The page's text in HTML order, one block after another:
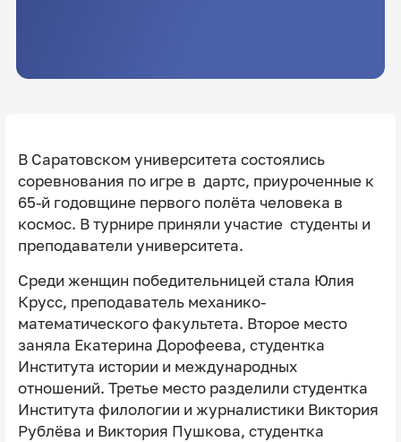
В Саратовском университета состоялись
соревнования по игре в дартс, приуроченные к
65-й годовщине первого полёта человека в
космос. В турнире приняли участие студенты и
преподаватели университета.
Среди женщин победительницей стала Юлия
Крусс, преподаватель механико-
математического факультета. Второе место
заняла Екатерина Дорофеева, студентка
Института истории и международных
отношений. Третье место разделили студентка
Института филологии и журналистики Виктория
Рублёва и Виктория Пушкова, студентка